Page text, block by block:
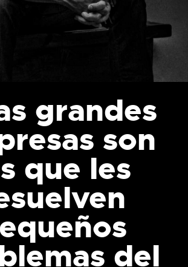
grandes
son
que les
del